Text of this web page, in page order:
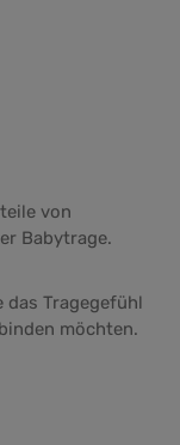
von
Babytrage.
das Tragegefühl
möchten.